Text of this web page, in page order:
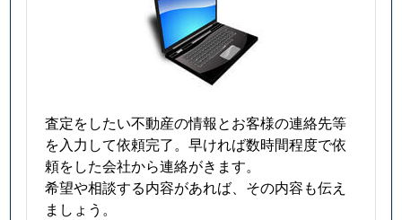
査定をしたい不動産の情報とお客様の連絡先等
を入力して依頼完了。早ければ数時間程度で依
頼をした会社から連絡がきます。
希望や相談する内容があれば、その内容も伝え
ましょう。